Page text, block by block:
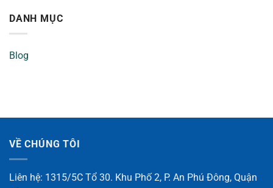
DANH MỤC
Blog
VỀ CHÚNG TÔI
Liên hệ: 1315/5C Tổ 30. Khu Phố 2, P. An Phú Đông, Quận